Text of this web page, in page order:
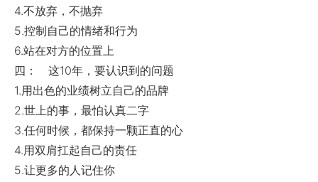
4.不放弃，不抛弃
5.控制自己的情绪和行为
6.站在对方的位置上
四： 这10年，要认识到的问题
1.用出色的业绩树立自己的品牌
2.世上的事，最怕认真二字
3.任何时候，都保持一颗正直的心
4.用双肩扛起自己的责任
5.让更多的人记住你